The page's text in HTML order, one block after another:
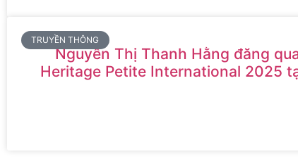
TRUYỀN THÔNG
Nguyễn Thị Thanh Hằng đăng
Heritage Petite International 2025